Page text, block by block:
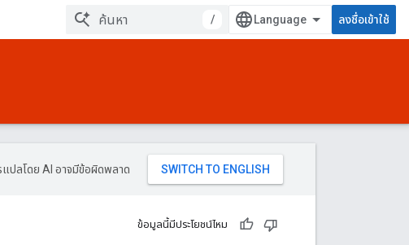
/ ลงชื่อเข้าใช้
แปลโดย AI อาจมีข้อผิดพลาด
ข้อมูลนี้มีประโยชน์ไหม